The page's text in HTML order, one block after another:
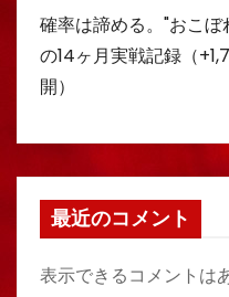
確率は諦める。"おこ
の14ヶ月実戦記録（
開）
最近のコメント
表示できるコメントは